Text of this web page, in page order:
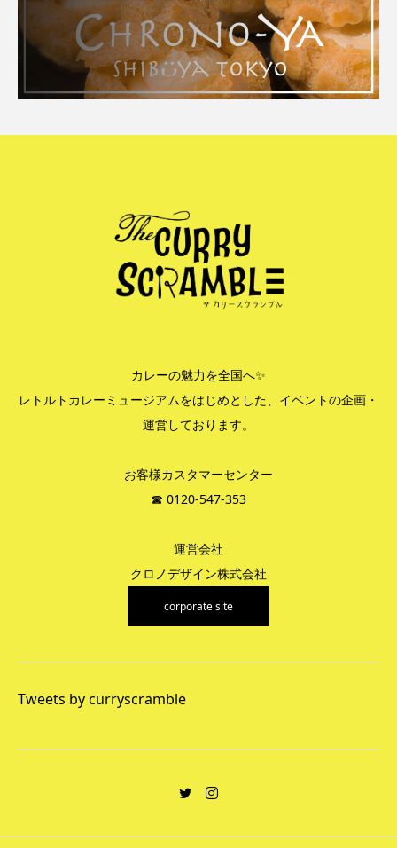
カレーの魅力を全国へ✨
レトルトカレーミュージアムをはじめとした、イベントの企画・
運営しております。
お客様カスタマーセンター
☎︎ 0120-547-353
運営会社
クロノデザイン株式会社
corporate site
Tweets by curryscramble